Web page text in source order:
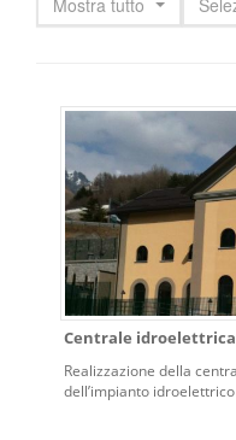
Mostra tutto
Centrale
Realizzazione della
dell’impianto